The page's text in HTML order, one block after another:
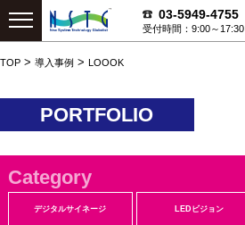
03-5949-4755
受付時間：9:00～17:30
TOP > 導入事例 > LOOOK
PORTFOLIO
Category
デジタルサイネージ LEDビジョン